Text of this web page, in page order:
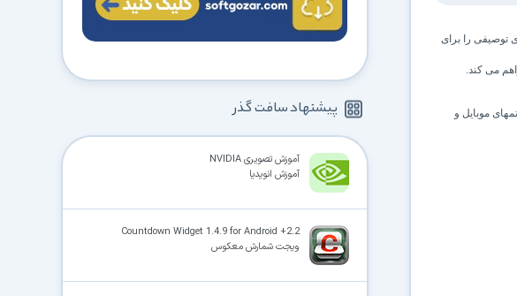
توصیفی را برای
می کند.
موبایل و پیشنهاد سافت گذر
آموزش تصویری NVIDIA
آموزش انویدیا
Countdown Widget 1.4.9 for Android +2.2
ویجت شمارش معکوس